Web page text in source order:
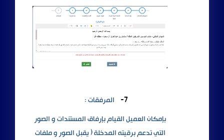
7-
المرفقات :
بإمكان العميل القيام بإرفاق المستندات و الصور
التي تدعم برقيته المدخلة ( يقبل الصور و ملفات